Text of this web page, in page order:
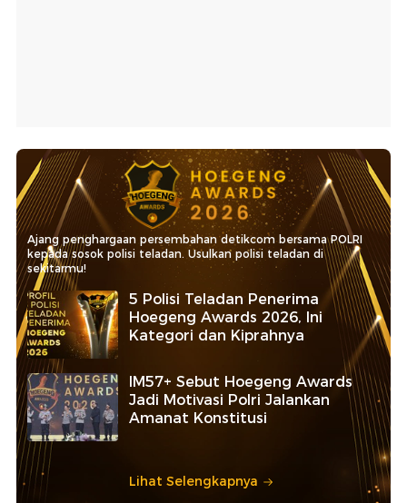
Ajang penghargaan persembahan detikcom bersama POLRI
kepada sosok polisi teladan. Usulkan polisi teladan di
sekitarmu!
5 Polisi Teladan Penerima
Hoegeng Awards 2026, Ini
Kategori dan Kiprahnya
IM57+ Sebut Hoegeng Awards
Jadi Motivasi Polri Jalankan
Amanat Konstitusi
Lihat Selengkapnya